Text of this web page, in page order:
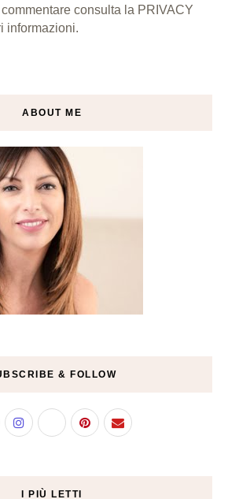
consulta la PRIVACY
informazioni.
ABOUT ME
& FOLLOW
I PIÙ LETTI